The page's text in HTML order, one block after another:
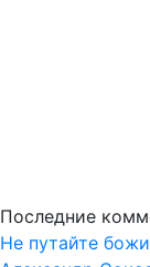
Последние
Не путайте